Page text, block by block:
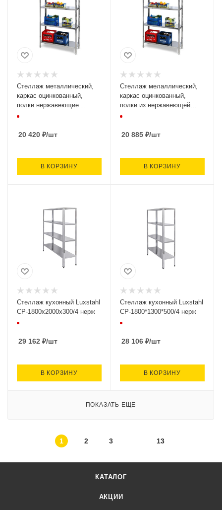
Стеллаж металлический,
каркас оцинкованный,
полки нержавеющие
СКО-950/500
20 420 ₽/шт
В КОРЗИНУ
Стеллаж мелаллический,
каркас оцинкованный,
полки из нержавеющей
стали СКО-1200/400
20 885 ₽/шт
В КОРЗИНУ
Стеллаж кухонный Luxstahl
СР-1800х2000х300/4 нерж
29 162 ₽/шт
В КОРЗИНУ
Стеллаж кухонный Luxstahl
СР-1800*1300*500/4 нерж
28 106 ₽/шт
В КОРЗИНУ
ПОКАЗАТЬ ЕЩЕ
1 2 3 13
КАТАЛОГ
АКЦИИ